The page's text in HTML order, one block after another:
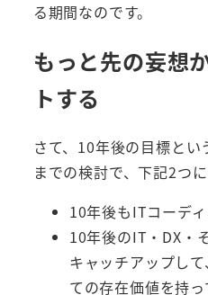
る期間なのです。
もっと先の妄想
トする
さて、10年後の目標と
までの検討で、下記2つ
10年後もITコーデ
10年後のIT・DX・
キャッチアップし
ての存在価値を持